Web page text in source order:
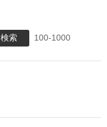
100-1000